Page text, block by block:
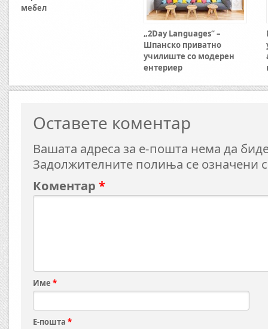
мебел
„2Day Languages“ –
Шпанско приватно
училиште со модерен
ентериер
Оставете коментар
Вашата адреса за е-пошта нема да
Задолжителните полиња се означени
Коментар *
Име *
Е-пошта *